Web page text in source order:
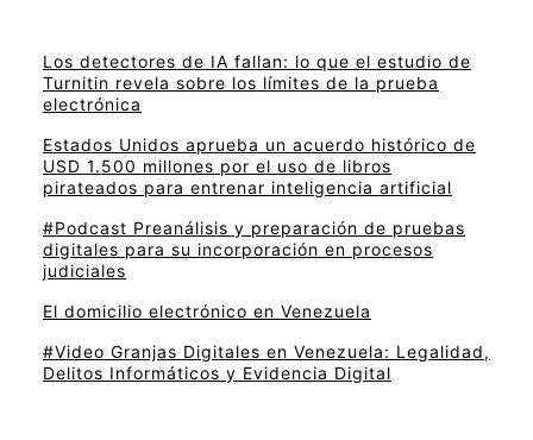
Los detectores de IA fallan: lo que el estudio de
Turnitin revela sobre los límites de la prueba
electrónica
Estados Unidos aprueba un acuerdo histórico de
USD 1.500 millones por el uso de libros
pirateados para entrenar inteligencia artificial
#Podcast Preanálisis y preparación de pruebas
digitales para su incorporación en procesos
judiciales
El domicilio electrónico en Venezuela
#Video Granjas Digitales en Venezuela: Legalidad,
Delitos Informáticos y Evidencia Digital